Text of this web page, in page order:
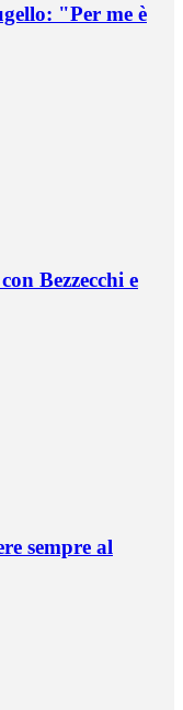
"Per me è
Bezzecchi e
sempre al